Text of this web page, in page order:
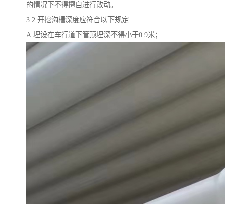
的情况下不得擅自进行改动。
3.2 开挖沟槽深度应符合以下规定
A.埋设在车行道下管顶埋深不得小于0.9米；